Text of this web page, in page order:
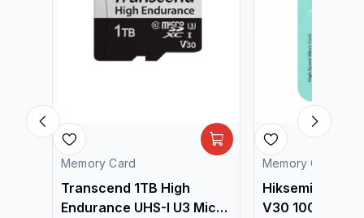
Memory Card
Transcend 1TB High
Endurance UHS-I U3 Micro
Memory Card
Hiksemi Neo
V30 100MB/s